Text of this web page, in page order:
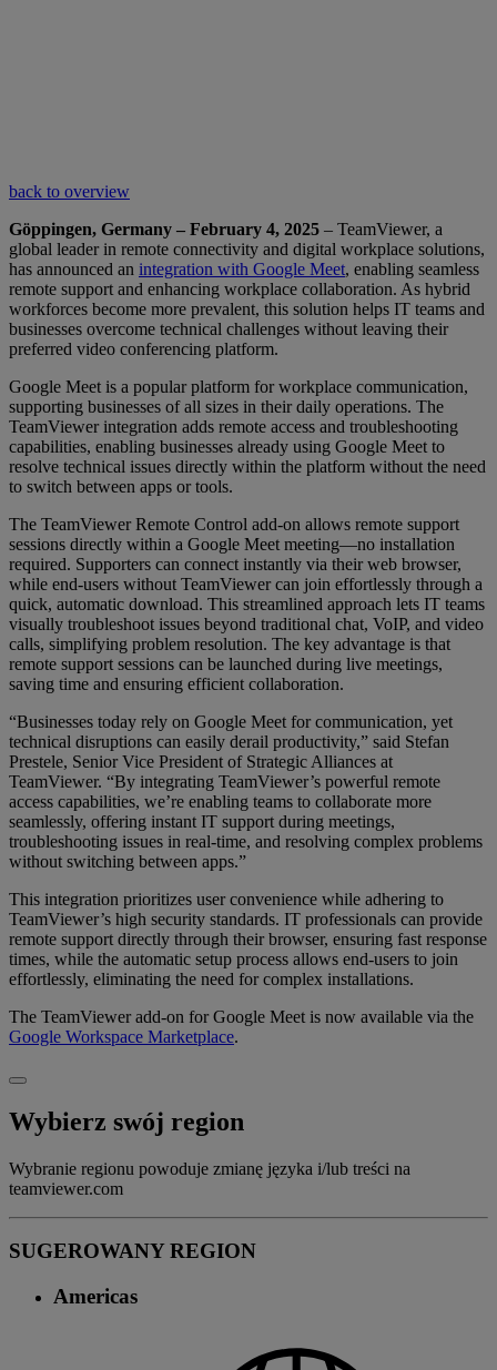
back to overview
Göppingen, Germany – February 4, 2025 – TeamViewer, a
global leader in remote connectivity and digital workplace solutions,
has announced an integration with Google Meet, enabling seamless
remote support and enhancing workplace collaboration. As hybrid
workforces become more prevalent, this solution helps IT teams and
businesses overcome technical challenges without leaving their
preferred video conferencing platform.
Google Meet is a popular platform for workplace communication,
supporting businesses of all sizes in their daily operations. The
TeamViewer integration adds remote access and troubleshooting
capabilities, enabling businesses already using Google Meet to
resolve technical issues directly within the platform without the need
to switch between apps or tools.
The TeamViewer Remote Control add-on allows remote support
sessions directly within a Google Meet meeting—no installation
required. Supporters can connect instantly via their web browser,
while end-users without TeamViewer can join effortlessly through a
quick, automatic download. This streamlined approach lets IT teams
visually troubleshoot issues beyond traditional chat, VoIP, and video
calls, simplifying problem resolution. The key advantage is that
remote support sessions can be launched during live meetings,
saving time and ensuring efficient collaboration.
“Businesses today rely on Google Meet for communication, yet
technical disruptions can easily derail productivity,” said Stefan
Prestele, Senior Vice President of Strategic Alliances at
TeamViewer. “By integrating TeamViewer’s powerful remote
access capabilities, we’re enabling teams to collaborate more
seamlessly, offering instant IT support during meetings,
troubleshooting issues in real-time, and resolving complex problems
without switching between apps.”
This integration prioritizes user convenience while adhering to
TeamViewer’s high security standards. IT professionals can provide
remote support directly through their browser, ensuring fast response
times, while the automatic setup process allows end-users to join
effortlessly, eliminating the need for complex installations.
The TeamViewer add-on for Google Meet is now available via the
Google Workspace Marketplace.
Wybierz swój region
Wybranie regionu powoduje zmianę języka i/lub treści na
teamviewer.com
SUGEROWANY REGION
Americas